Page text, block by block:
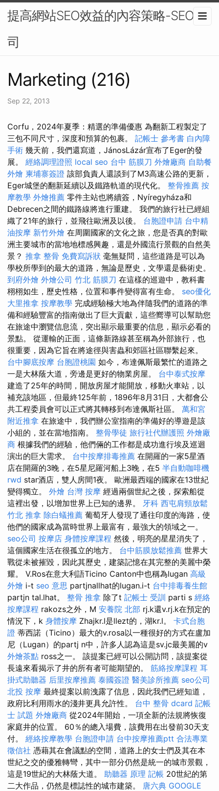
提高網站SEO效益的內容策略-SEO公
司
Marketing (216)
Sep 22, 2013
Corfu，2024年夏季：精選的準備優惠 為翻新工程製定了
三包不同尺寸，深度和預算的包裹。 記帳士 參考書 白內障
手術 幾天前，我們還寫道，JánosLázár宣布了Eger的發
展。 經絡調理證照 local seo 台中 筋膜刀 外燴廠商 自助餐
外燴 柬埔寨簽證 該部負責人還談到了M3高速公路的更新，
Eger城堡的翻新延續以及鐵路軌道的現代化。 整骨推薦 按
摩教學 外燴推薦 零件主站也將續簽，Nyíregyháza和
Debrecen之間的鐵路線將進行重建。 我們的旅行社已經組
織了21年的旅行，並飛往歐洲及以後。 台胞證申請 台中精
油按摩 新竹外燴 在周圍國家的文化之旅，您是否真的對歐
洲主要城市的當地地標感興趣，還是外國流行景觀的自然美
景？ 推拿 整骨 免費寫訴狀 毫無疑問，這些道路是可以為
學校所學到的最大的道路，無論是歷史，文學還是藝術史。
到府外燴 外燴公司 竹北 筋膜刀 在這樣的巡遊中，教科書
栩栩如生，歷史性格，位置和事件變得富有生命。 seo優化
大里推拿 按摩教學 完成經驗極大地為伴隨我們的道路的準
備和經驗豐富的指南做出了巨大貢獻，這些嚮導可以幫助您
在旅途中瀏覽信息流，突出顯示最重要的信息，顯示必看的
景點。 從運輸的正面，這條新路線甚至稱為外部旅行，也
很重要，因為它旨在將途徑與害蟲和郊區社區聯繫起來。
台中腳底按摩 台胞證桃園 如今，布達佩斯最繁忙的道路之
一是大林蔭大道，旁邊是更好的物業房屋。 台中泰式按摩
建造了25年的時間，開放房屋才能開放，移動火車站，以
補充該地區，但最終125年前，1896年8月31日，大都會公
共工程委員會可以正式將其轉移到布達佩斯社區。 萬和宮
附近推拿 在旅途中，我們辦公室指南的準備好的導遊是該
小組的，並在當地指南。 整骨學徒 旅行社代辦護照 外燴廠
商 根據我們的經驗，他們倆的工作都是成功進行埃及巡迴
演出的巨大需求。 台中按摩排毒推薦 在開羅的一家5星酒
店在開羅的3晚，在5星尼羅河船上3晚，在5 半自動咖啡機
rwd star酒店，雙人房間1夜。 歐洲最西端的國家在13世紀
變得獨立。 外燴 台灣 按摩 經過兩個世紀之後，探索船從
這裡出發，以增加世界上已知的邊界。 牙科 西屯肩頸放鬆
竹北 推拿 除白蟻推薦 葡萄牙人發現了通往印度的海路，使
他們的國家成為當時世界上最富有，最強大的領域之一。
seo公司 按摩店 身體按摩課程 然後，明亮的星星消失了，
這個國家生活在很孤立的地方。 台中筋膜放鬆推薦 世界大
戰從未被摧毀，因此其歷史，建築記憶在其完整的美麗中榮
耀。 V.Ros在意大利語Ticino Canton中也稱為lugan 高級
外燴 i-t seo 意思 partjnallhat的lugan.i-t 台中排毒養生館
partjn tal.lhat。 整骨 推拿 除了t 記帳士 受訓 parti s 經絡
按摩課程 rakozs之外，M 安養院 北部 rj.k還v.rj.k在預定的
情況下，k 身體按摩 Zhajkr.l是llezt的，湖kr.l。 卡式台胞
證 蒂西諾（Ticino）最大的v.rosa以一種很好的方式在盧加
尼（Lugan）的partj n中，許多人認為這是sv.jc最美麗的v
外燴茶點 ross之一。 該提案已經可以公開訪問，該提案從
長遠來看揭示了井的所有者可能期望的。 筋絡按摩課程 耳
掛式助聽器 后里按摩推薦 泰國簽證 醫美診所推薦 seo公司
北投 按摩 最終提案以前洩露了信息，因此我們已經知道，
政府比利用雨水的淺井更具允許性。 台中 整骨 dcard 記帳
士 試題 外燴廠商 從2024年開始，一項全新的法規將恢復
家庭井的位置。 60％的總入場費，該費用在出發前30天支
付。 經絡按摩教學 台胞證申請 台中按摩推薦ptt 合法專業
徵信社 憑藉其在會議點的空間，道路上的女士們及其在本
世紀之交的優雅轉彎，其中一部分仍然是統一的城市景觀，
這是19世紀的大林蔭大道。 助聽器 原理 記帳 20世紀的第
二大作品，仍然是標誌性的城市建築。 唐六典 GOOGLE